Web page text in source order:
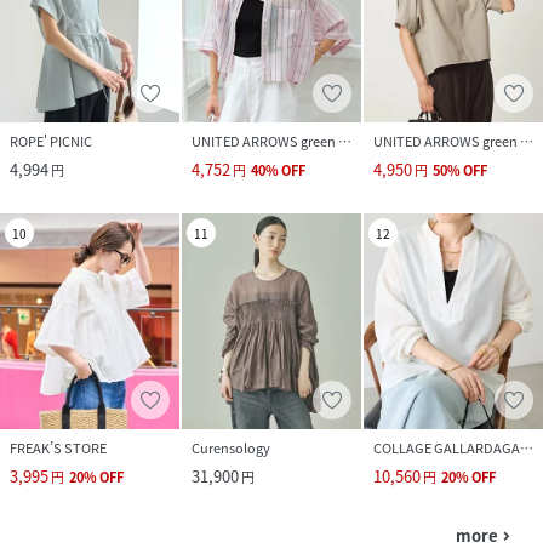
ROPE' PICNIC
4,994円
UNITED ARROWS green label relaxing
4,752円 40%OFF
UNITED ARROWS green label relaxing
4,950円 50%OFF
10
FREAK’S STORE
3,995円 20%OFF
11
Curensology
31,900円
12
COLLAGE GALLARDAGALANTE
10,560円 20%OFF
more navigate_next